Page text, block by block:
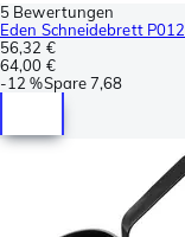
5 Bewertungen
Eden Schneidebrett
56,32 €
64,00 €
-12 %Spare7,68